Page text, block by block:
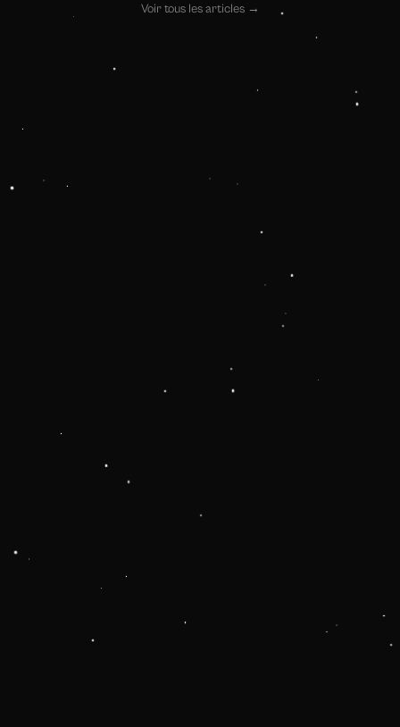
Voir tous les articles→